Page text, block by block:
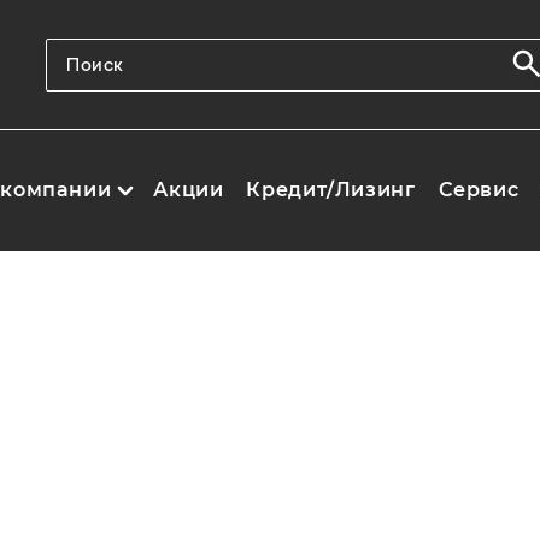
Акции Кредит/Лизинг Сервис